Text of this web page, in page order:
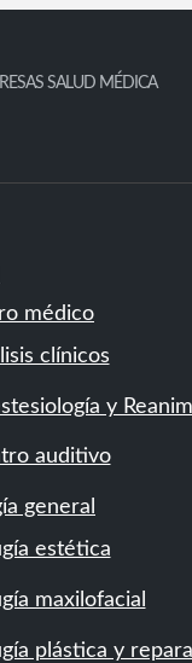
SALUD MÉDICA
médico
clínicos
y
auditivo
general
estética
maxilofacial
plástica y